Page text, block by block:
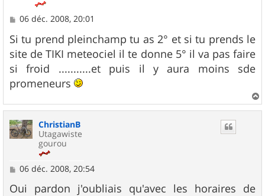
M
s
s
a
g
e
06 déc. 2008, 20:01
Si tu prend pleinchamp tu as 2° et si tu prends le
site de TIKI meteociel il te donne 5° il va pas faire
si froid ...........et puis il y aura moins sde
promeneurs
a
ChristianB
Utagawiste
gourou
M
s
06 déc. 2008, 20:54
Oui pardon j'oubliais qu'avec les horaires de